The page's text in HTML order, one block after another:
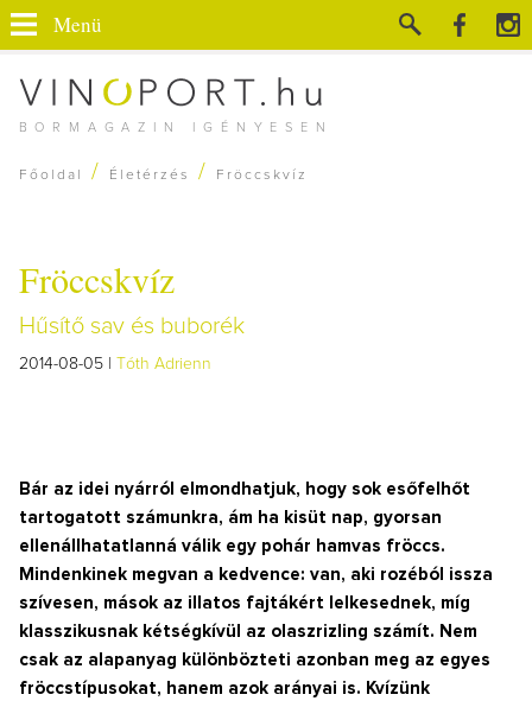
BORMAGAZIN IGÉNYESEN
Menü
Főoldal / Életérzés / Fröccskvíz
Fröccskvíz
Hűsítő sav és buborék
2014-08-05 | Tóth Adrienn
Bár az idei nyárról elmondhatjuk, hogy sok esőfelhőt
tartogatott számunkra, ám ha kisüt nap, gyorsan
ellenállhatatlanná válik egy pohár hamvas fröccs.
Mindenkinek megvan a kedvence: van, aki rozéból issza
szívesen, mások az illatos fajtákért lelkesednek, míg
klasszikusnak kétségkívül az olaszrizling számít. Nem
csak az alapanyag különbözteti azonban meg az egyes
fröccstípusokat, hanem azok arányai is. Kvízünk